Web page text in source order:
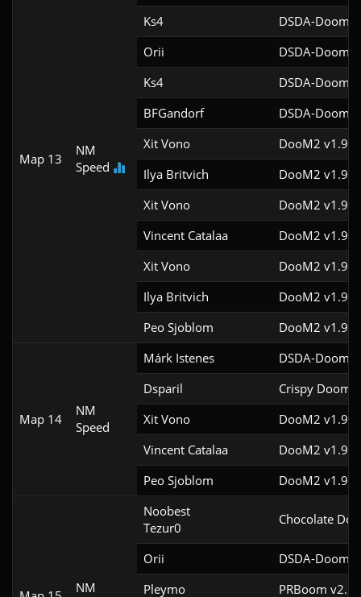
Map 13
NM
Speed
Ks4
DSDA-Doom
Orii
DSDA-Doom
Ks4
DSDA-Doom
BFGandorf
DSDA-Doom
Xit Vono
DooM2 v1.9
Ilya Britvich
DooM2 v1.9f
Xit Vono
DooM2 v1.9f
Vincent Catalaa
DooM2 v1.9f
Xit Vono
DooM2 v1.9f
Ilya Britvich
DooM2 v1.9f
Peo Sjoblom
DooM2 v1.9f
Map 14
NM
Speed
Márk Istenes
DSDA-Doom
Dsparil
Crispy Doom
Xit Vono
DooM2 v1.9f
Vincent Catalaa
DooM2 v1.9f
Peo Sjoblom
DooM2 v1.9f
NM
Noobest
Tezur0
Chocolate
Orii
DSDA-Doom
Pleymo
PRBoom